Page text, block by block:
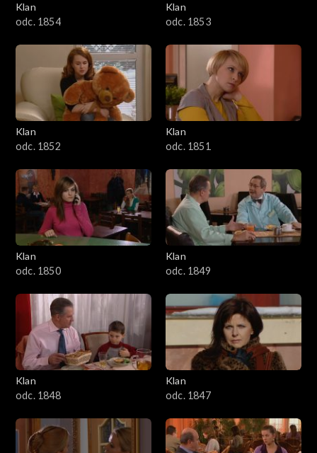
Klan
odc. 1854
Klan
odc. 1853
Klan
odc. 1852
Klan
odc. 1851
Klan
odc. 1850
Klan
odc. 1849
Klan
odc. 1848
Klan
odc. 1847